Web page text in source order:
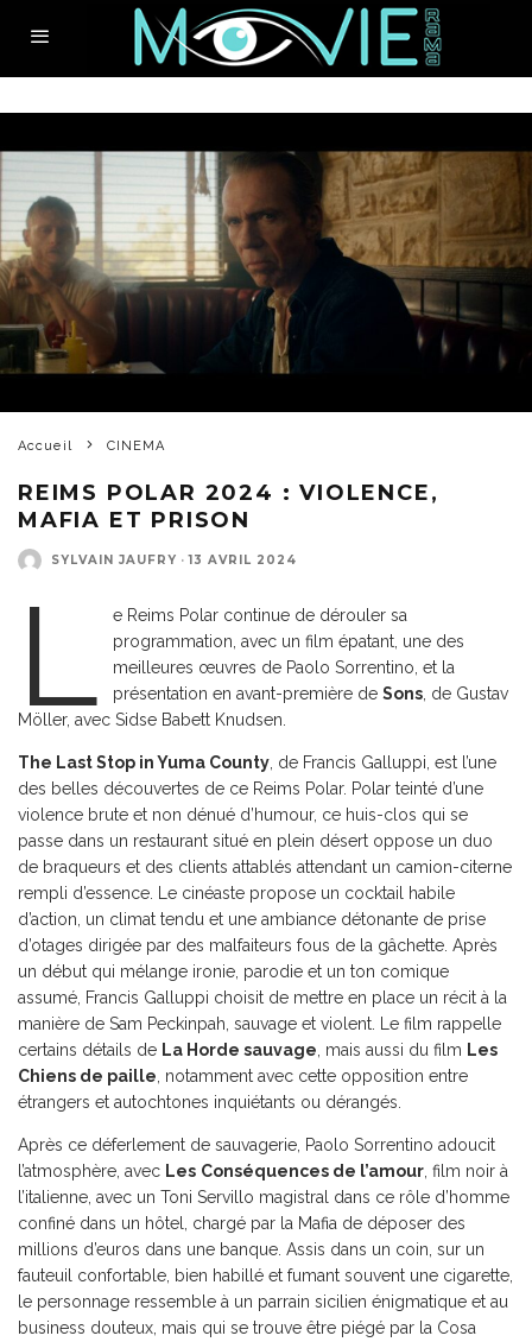
Accueil CINEMA
REIMS POLAR 2024 : VIOLENCE,
MAFIA ET PRISON
SYLVAIN JAUFRY · 13 AVRIL 2024
L
e Reims Polar continue de dérouler sa
programmation, avec un film épatant, une des
meilleures œuvres de Paolo Sorrentino, et la
présentation en avant-première de Sons, de Gustav
Möller, avec Sidse Babett Knudsen.
The Last Stop in Yuma County , de Francis Galluppi, est l’une
des belles découvertes de ce Reims Polar. Polar teinté d’une
violence brute et non dénué d’humour, ce huis-clos qui se
passe dans un restaurant situé en plein désert oppose un duo
de braqueurs et des clients attablés attendant un camion-citerne
rempli d’essence. Le cinéaste propose un cocktail habile
d’action, un climat tendu et une ambiance détonante de prise
d’otages dirigée par des malfaiteurs fous de la gâchette. Après
un début qui mélange ironie, parodie et un ton comique
assumé, Francis Galluppi choisit de mettre en place un récit à la
manière de Sam Peckinpah, sauvage et violent. Le film rappelle
certains détails de La Horde sauvage , mais aussi du film Les
Chiens de paille , notamment avec cette opposition entre
étrangers et autochtones inquiétants ou dérangés.
Après ce déferlement de sauvagerie, Paolo Sorrentino adoucit
l’atmosphère, avec Les Conséquences de l’amour , film noir à
l’italienne, avec un Toni Servillo magistral dans ce rôle d’homme
confiné dans un hôtel, chargé par la Mafia de déposer des
millions d’euros dans une banque. Assis dans un coin, sur un
fauteuil confortable, bien habillé et fumant souvent une cigarette,
le personnage ressemble à un parrain sicilien énigmatique et au
business douteux, mais qui se trouve être piégé par la Cosa